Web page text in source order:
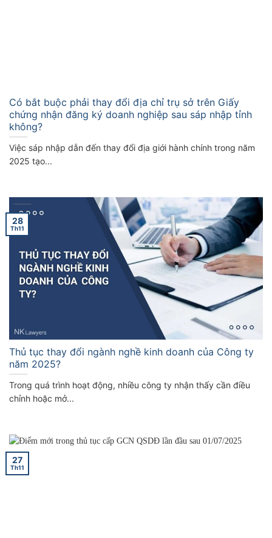
Có bắt buộc phải thay đổi địa chỉ trụ sở trên Giấy
chứng nhận đăng ký doanh nghiệp sau sáp nhập tỉnh
không?
Việc sáp nhập dẫn đến thay đổi địa giới hành chính trong năm
2025 tạo...
Thủ tục thay đổi ngành nghề kinh doanh của Công ty
năm 2025?
Trong quá trình hoạt động, nhiều công ty nhận thấy cần điều
chỉnh hoặc mở...
28
Th11
27
Th11